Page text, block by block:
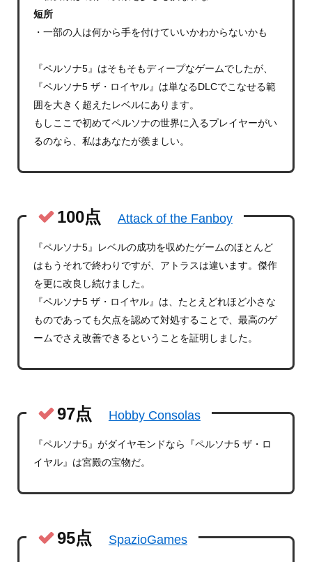
短所
・一部の人は何から手を付けていいかわからないかも
『ペルソナ5』はそもそもディープなゲームでしたが、
『ペルソナ5 ザ・ロイヤル』は単なるDLCでこなせる範
囲を大きく超えたレベルにあります。
もしここで初めてペルソナの世界に入るプレイヤーがい
るのなら、私はあなたが羨ましい。
100点 Attack of the Fanboy
『ペルソナ5』レベルの成功を収めたゲームのほとんど
はもうそれで終わりですが、アトラスは違います。傑作
を更に改良し続けました。
『ペルソナ5 ザ・ロイヤル』は、たとえどれほど小さな
ものであっても欠点を認めて対処することで、最高のゲ
ームでさえ改善できるということを証明しました。
97点 Hobby Consolas
『ペルソナ5』がダイヤモンドなら『ペルソナ5 ザ・ロ
イヤル』は宮殿の宝物だ。
95点 SpazioGames